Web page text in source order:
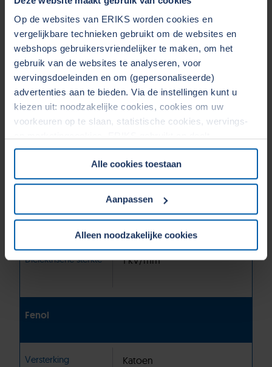
Op de websites van ERIKS worden cookies en
vergelijkbare technieken gebruikt om de websites en
webshops gebruikersvriendelijker te maken, om het
gebruik van de websites te analyseren, voor
wervingsdoeleinden en om (gepersonaliseerde)
advertenties aan te bieden. Via de instellingen kunt u
kiezen uit: noodzakelijke cookies, cookies om uw
voorkeuren op te slaan, statistische cookies, wervings-
persoonsgegevens met Derden. Door op de OK-knop te
klikken, gaat u akkoord met het gebruik van alle cookies
en geeft u toestemming voor de bijbehorende verwerking
van uw persoonsgegevens. Zie voor meer informatie
allen tijde uw toestemming wijzigen of intrekken in het
Cookiebeleid op onze website.
Alle cookies toestaan
Aanpassen
Alleen noodzakelijke cookies
Fenol
Versterking Katoen
Standaardbenaming PF CC 203*
120 °C
Druksterkte -
Diëlektrische sterkte 1 kV/mm
Fenol
Versterking Katoen